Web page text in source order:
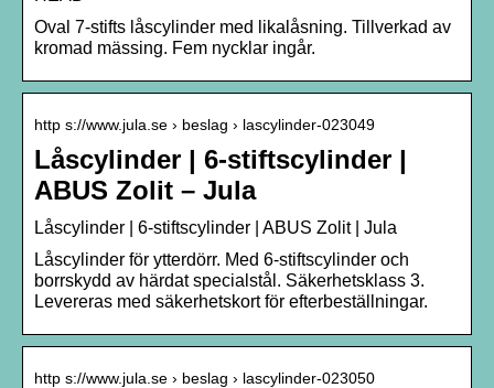
Oval 7-stifts låscylinder med likalåsning. Tillverkad av
kromad mässing. Fem nycklar ingår.
http s://www.jula.se › beslag › lascylinder-023049
Låscylinder | 6-stiftscylinder |
ABUS Zolit – Jula
Låscylinder | 6-stiftscylinder | ABUS Zolit | Jula
Låscylinder för ytterdörr. Med 6-stiftscylinder och
borrskydd av härdat specialstål. Säkerhetsklass 3.
Levereras med säkerhetskort för efterbeställningar.
http s://www.jula.se › beslag › lascylinder-023050